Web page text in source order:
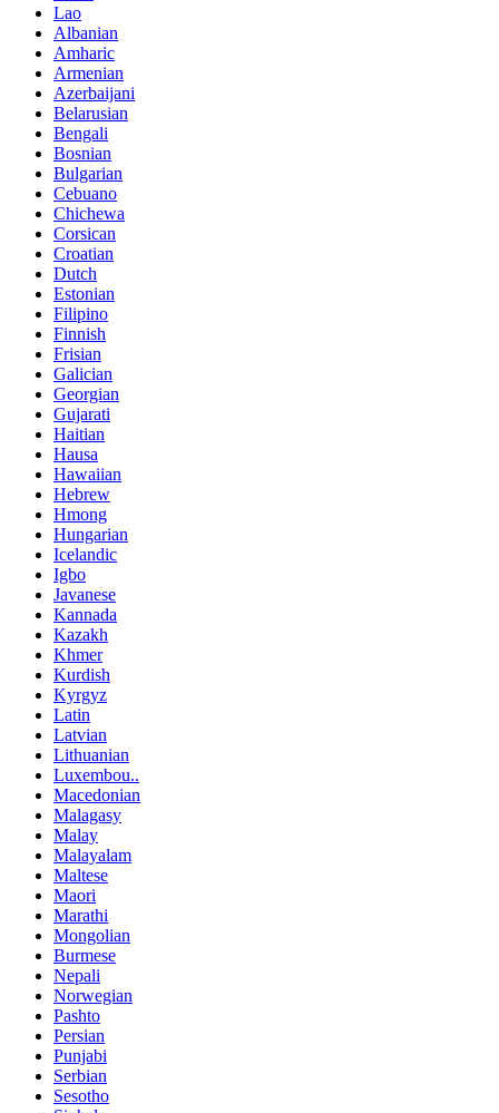
Lao
Albanian
Amharic
Armenian
Azerbaijani
Belarusian
Bengali
Bosnian
Bulgarian
Cebuano
Chichewa
Corsican
Croatian
Dutch
Estonian
Filipino
Finnish
Frisian
Galician
Georgian
Gujarati
Haitian
Hausa
Hawaiian
Hebrew
Hmong
Hungarian
Icelandic
Igbo
Javanese
Kannada
Kazakh
Khmer
Kurdish
Kyrgyz
Latin
Latvian
Lithuanian
Luxembou..
Macedonian
Malagasy
Malay
Malayalam
Maltese
Maori
Marathi
Mongolian
Burmese
Nepali
Norwegian
Pashto
Persian
Punjabi
Serbian
Sesotho